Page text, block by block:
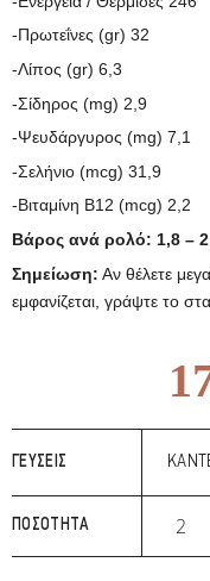
-Πρωτεΐνες (gr) 32
-Λίπος (gr) 6,3
-Σίδηρος (mg) 2,9
-Ψευδάργυρος (mg) 7,1
-Σελήνιο (mcg) 31,9
-Βιταμίνη B12 (mcg) 2,2
Βάρος ανά ρολό: 1,8 –
Σημείωση: Αν θέλετε
εμφανίζεται, γράψτε το
17,99€
ΓΕΎΣΕΙΣ
ΠΟΣΌΤΗΤΑ
Ρολό
Γεμιστό